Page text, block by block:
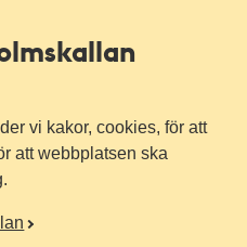
vi kakor, cookies, för att
att webbplatsen ska